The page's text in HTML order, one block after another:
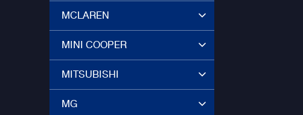
MCLAREN
MINI COOPER
MITSUBISHI
MG